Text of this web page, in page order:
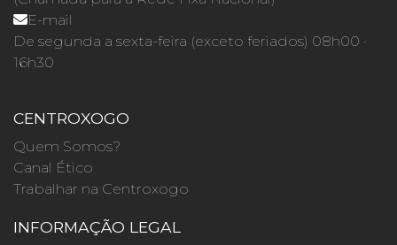
E-mail
De segunda a sexta-feira (exceto feriados) 08h00 ·
16h30
CENTROXOGO
Quem Somos?
Canal Ético
Trabalhar na Centroxogo
INFORMAÇÃO LEGAL